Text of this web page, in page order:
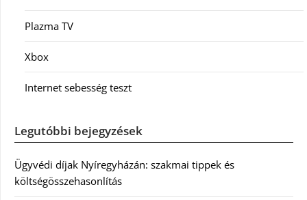
Plazma TV
Xbox
Internet sebesség teszt
Legutóbbi bejegyzések
Ügyvédi díjak Nyíregyházán: szakmai tippek és
költségösszehasonlítás